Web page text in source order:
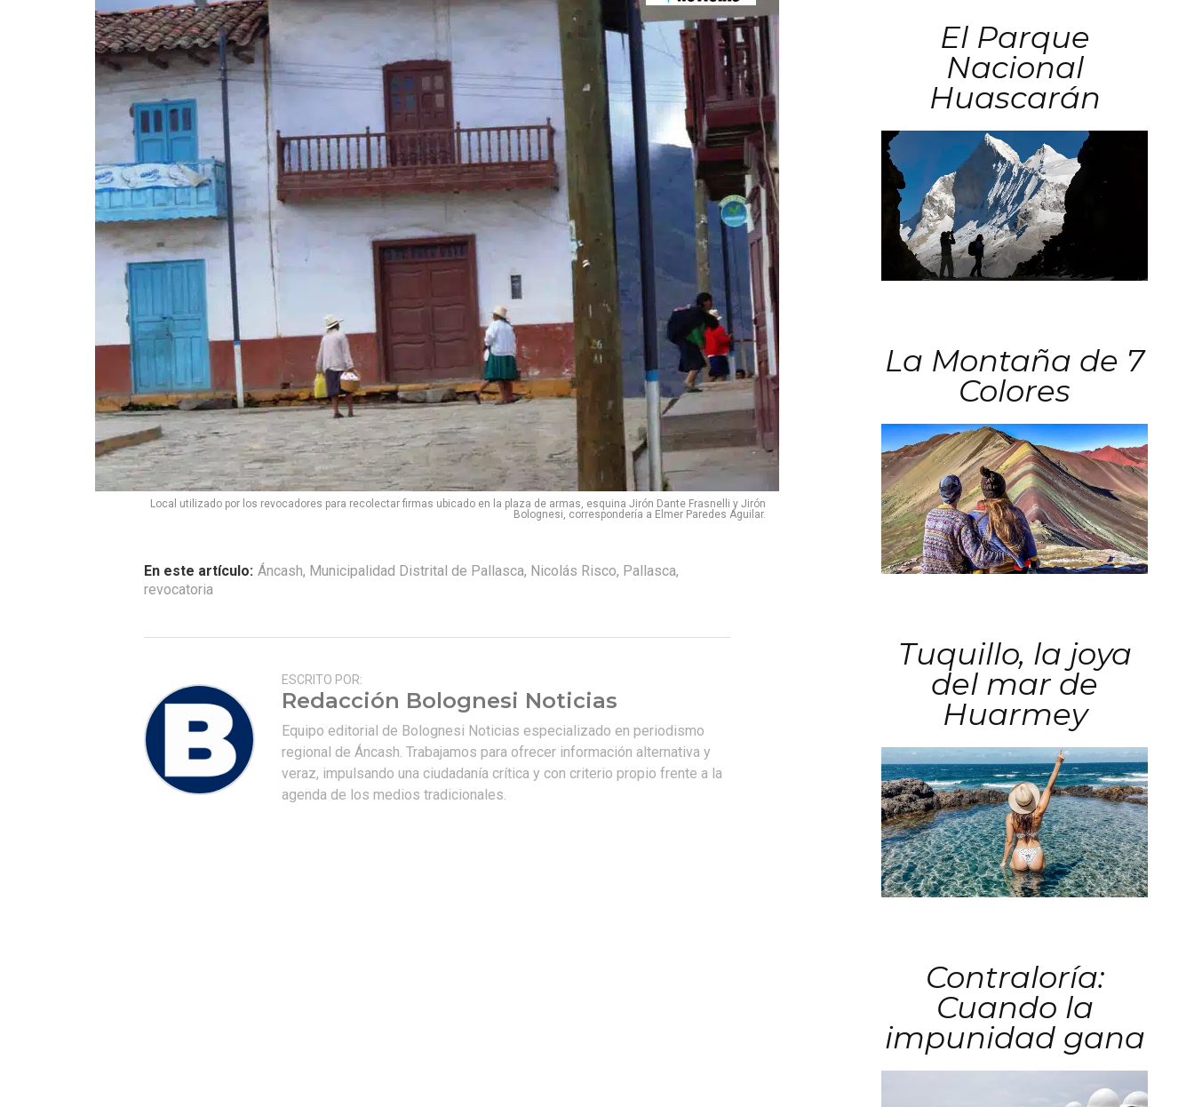
Local utilizado por los revocadores para recolectar firmas ubicado en la plaza de armas, esquina Jirón Dante Frasnelli y Jirón
Bolognesi, correspondería a Elmer Paredes Aguilar.
En este artículo: Áncash, Municipalidad Distrital de Pallasca, Nicolás Risco, Pallasca,
revocatoria
ESCRITO POR:
Redacción Bolognesi Noticias
Equipo editorial de Bolognesi Noticias especializado en periodismo
regional de Áncash. Trabajamos para ofrecer información alternativa y
veraz, impulsando una ciudadanía crítica y con criterio propio frente a la
agenda de los medios tradicionales.
El Parque
Nacional
Huascarán
La Montaña de 7
Colores
Tuquillo, la joya
del mar de
Huarmey
Contraloría:
Cuando la
impunidad gana